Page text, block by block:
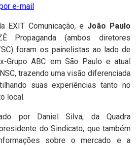
e-mail
EXIT Comunicação, e João Paulo
Propaganda (ambos diretores
foram os painelistas ao lado de
Grupo ABC em São Paulo e atual
trazendo uma visão diferenciada
suas experiências tanto no
local.
por Daniel Silva, da Quadra
do Sindicato, que também
sobre o mercado e a